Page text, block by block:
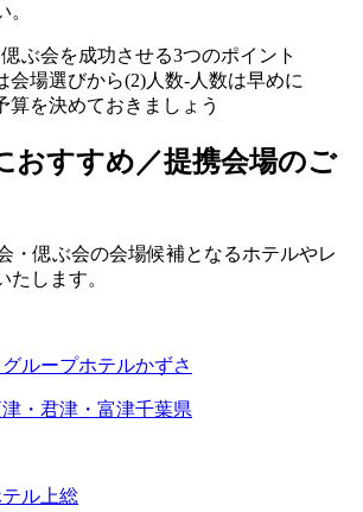
おすすめ／提携会場のご
・偲ぶ会の会場候補となるホテルやレ
たします。
ループホテルかずさ
・君津・富津千葉県
ル上総